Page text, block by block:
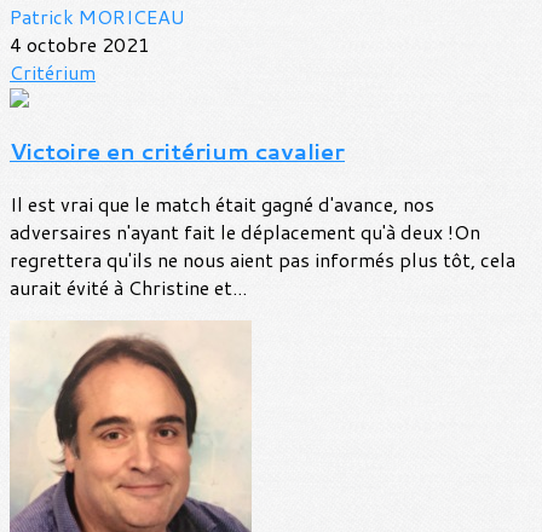
Patrick MORICEAU
4 octobre 2021
Critérium
Victoire en critérium cavalier
Il est vrai que le match était gagné d'avance, nos
adversaires n'ayant fait le déplacement qu'à deux !On
regrettera qu'ils ne nous aient pas informés plus tôt, cela
aurait évité à Christine et...